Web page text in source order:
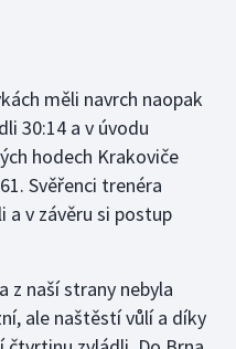
měli navrch naopak
30:14 a v úvodu
hodech Krakoviče
Svěřenci trenéra
a v závěru si postup
z naší strany nebyla
ale naštěstí vůlí a díky